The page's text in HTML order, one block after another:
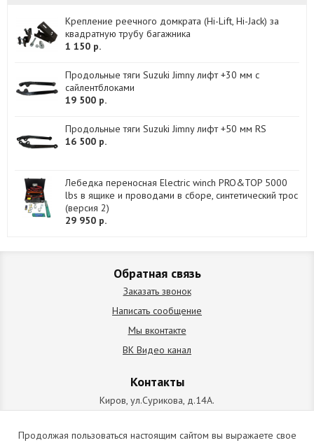
Крепление реечного домкрата (Hi-Lift, Hi-Jack) за
квадратную трубу багажника
1 150 р.
Продольные тяги Suzuki Jimny лифт +30 мм с
сайлентблоками
19 500 р.
Продольные тяги Suzuki Jimny лифт +50 мм RS
16 500 р.
Лебедка переносная Electric winch PRO&TOP 5000
lbs в ящике и проводами в сборе, синтетический трос
(версия 2)
29 950 р.
Обратная связь
Заказать звонок
Написать сообщение
Мы вконтакте
ВК Видео канал
Контакты
Киров, ул.Сурикова, д.14А.
схема проезда
+7 (912) 827-92-55
Продолжая пользоваться настоящим сайтом вы выражаете свое